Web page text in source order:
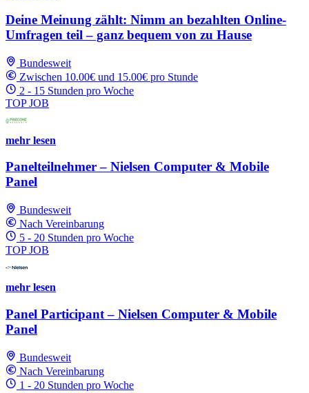
Deine Meinung zählt: Nimm an bezahlten Online-
Umfragen teil – ganz bequem von zu Hause
Bundesweit
Zwischen 10.00€ und 15.00€ pro Stunde
2 - 15 Stunden pro Woche
TOP JOB
mehr lesen
Panelteilnehmer – Nielsen Computer & Mobile
Panel
Bundesweit
Nach Vereinbarung
5 - 20 Stunden pro Woche
TOP JOB
mehr lesen
Panel Participant – Nielsen Computer & Mobile
Panel
Bundesweit
Nach Vereinbarung
1 - 20 Stunden pro Woche